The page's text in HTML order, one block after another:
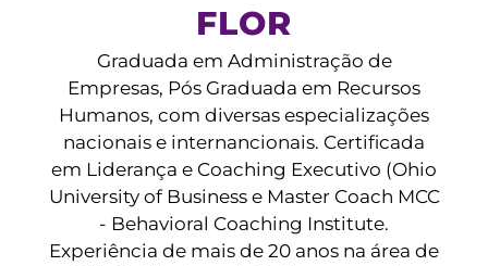
FLOR
Graduada em Administração de
Empresas, Pós Graduada em Recursos
Humanos, com diversas especializações
nacionais e internancionais. Certificada
em Liderança e Coaching Executivo (Ohio
University of Business e Master Coach MCC
- Behavioral Coaching Institute.
Experiência de mais de 20 anos na área de